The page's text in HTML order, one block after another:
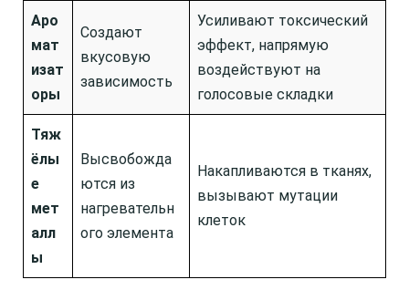
Аро
мат
изат
оры
Создают
вкусовую
зависимость
Усиливают токсический
эффект, напрямую
воздействуют на
голосовые складки
Тяж
ёлы
е
мет
алл
ы
Высвобожда
ются из
нагревательн
ого элемента
Накапливаются в тканях,
вызывают мутации
клеток